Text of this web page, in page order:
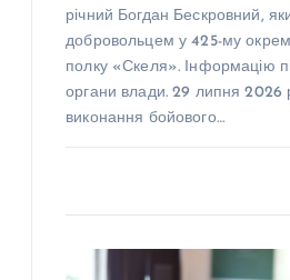
річний Богдан Бескровний,
добровольцем у 425-му
полку «Скеля». Інформацію
органи влади. 29 липня 2026
виконання бойового…